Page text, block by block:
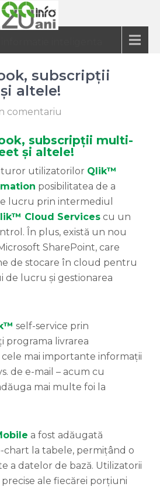
subscripții
altele!
comentariu
subscripții multi-
și altele!
utilizatorilor Qlik™
posibilitatea de a
lucru prin intermediul
Cloud Services cu un
În plus, există un nou
SharePoint, care
de stocare în cloud pentru
de lucru și gestionarea
self-service prin
programa livrarea
mai importante informații
de e-mail – acum cu
mai multe foi la
a fost adăugată
chart la tabele, permițând o
a datelor de bază. Utilizatorii
ale fiecărei porțiuni